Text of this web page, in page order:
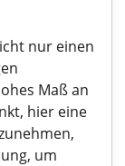
nur einen
Maß an
hier eine
um